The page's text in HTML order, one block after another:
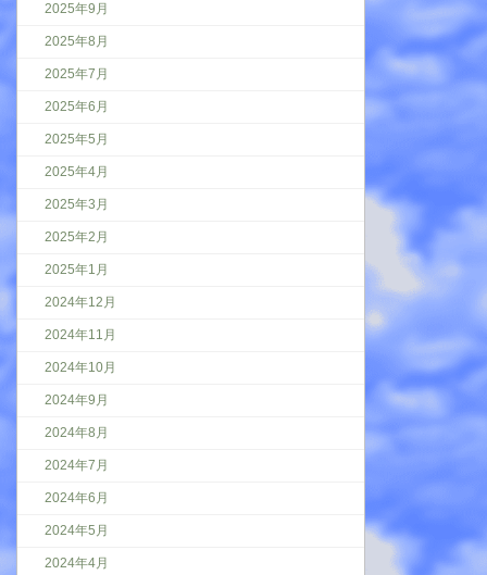
2025年9月
2025年8月
2025年7月
2025年6月
2025年5月
2025年4月
2025年3月
2025年2月
2025年1月
2024年12月
2024年11月
2024年10月
2024年9月
2024年8月
2024年7月
2024年6月
2024年5月
2024年4月